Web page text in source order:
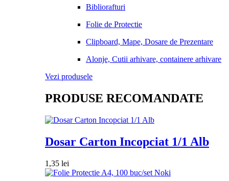
Bibliorafturi
Folie de Protectie
Clipboard, Mape, Dosare de Prezentare
Alonje, Cutii arhivare, containere arhivare
Vezi produsele
PRODUSE RECOMANDATE
Dosar Carton Incopciat 1/1 Alb
1,35 lei